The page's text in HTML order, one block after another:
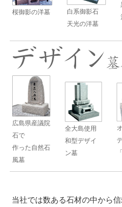
桜御影の洋墓
白系御影石
天光の洋墓
広島県産議院
石で
作った自然石
風墓
全大島使用
和型デザイ
ン墓
当社では数ある石材の中から